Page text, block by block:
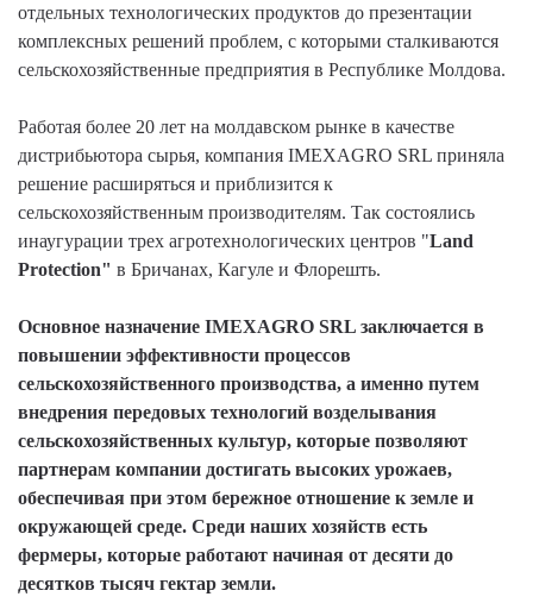
отдельных технологических продуктов до презентации
комплексных решений проблем, с которыми сталкиваются
сельскохозяйственные предприятия в Республике Молдова.
Работая более 20 лет на молдавском рынке в качестве
дистрибьютора сырья, компания IMEXAGRO SRL приняла
решение расширяться и приблизится к
сельскохозяйственным производителям. Так состоялись
инаугурации трех агротехнологических центров "Land
Protection" в Бричанах, Кагуле и Флорешть.
Основное назначение IMEXAGRO SRL заключается в
повышении эффективности процессов
сельскохозяйственного производства, а именно путем
внедрения передовых технологий возделывания
сельскохозяйственных культур, которые позволяют
партнерам компании достигать высоких урожаев,
обеспечивая при этом бережное отношение к земле и
окружающей среде. Среди наших хозяйств есть
фермеры, которые работают начиная от десяти до
десятков тысяч гектар земли.